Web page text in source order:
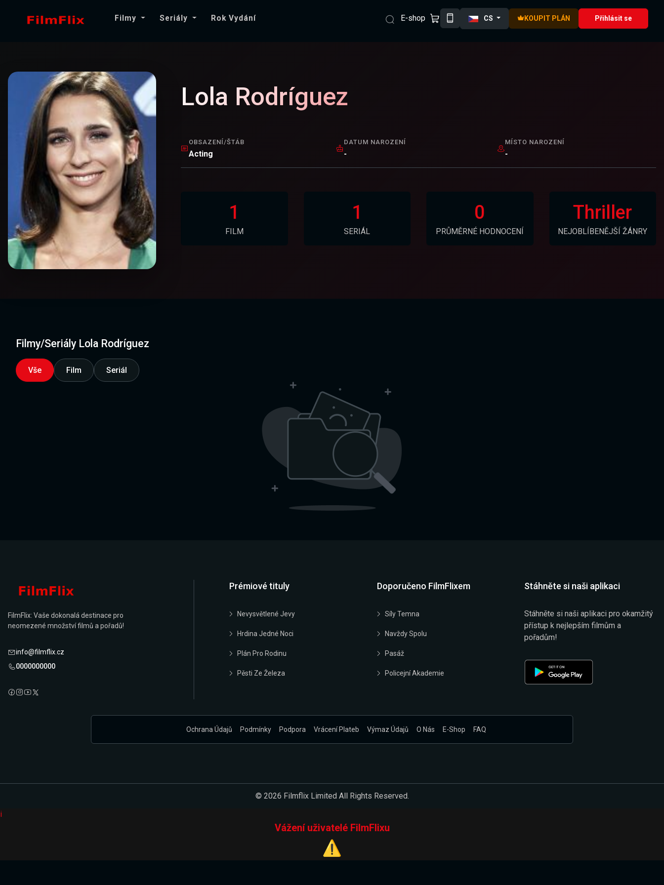
Filmy Seriály Rok Vydání E-shop CS KOUPIT PLÁN Přihlásit se
Lola Rodríguez
OBSAZENÍ/ŠTÁB
Acting
DATUM NAROZENÍ
-
MÍSTO NAROZENÍ
-
1
FILM
1
SERIÁL
0
PRŮMĚRNÉ HODNOCENÍ
Thriller
NEJOBLÍBENĚJŠÍ ŽÁNRY
Filmy/Seriály Lola Rodríguez
Vše Film Seriál
FilmFlix: Vaše dokonalá destinace pro
neomezené množství filmů a pořadů!
info@filmflix.cz
0000000000
Prémiové tituly
Nevysvětlené Jevy
Hrdina Jedné Noci
Plán Pro Rodinu
Pěsti Ze Železa
Doporučeno FilmFlixem
Síly Temna
Navždy Spolu
Pasáž
Policejní Akademie
Stáhněte si naši aplikaci
Stáhněte si naši aplikaci pro okamžitý
přístup k nejlepším filmům a
pořadům!
Ochrana Údajů Podmínky Podpora Vrácení Plateb Výmaz Údajů O Nás E-Shop FAQ
© 2026 Filmflix Limited All Rights Reserved.
i
Vážení uživatelé FilmFlixu
⚠️